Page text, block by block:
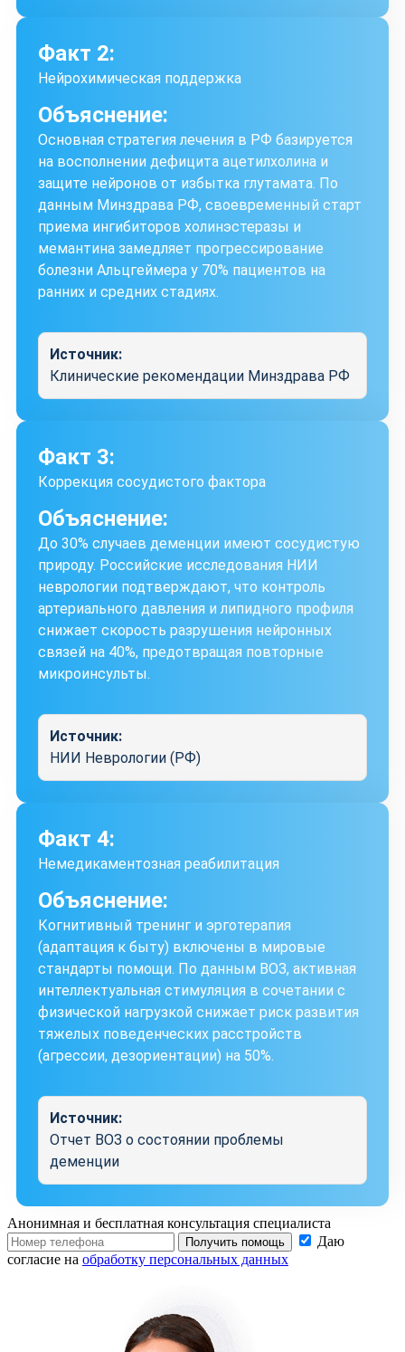
Факт 2:
Нейрохимическая поддержка
Объяснение:
Основная стратегия лечения в РФ базируется
на восполнении дефицита ацетилхолина и
защите нейронов от избытка глутамата. По
данным Минздрава РФ, своевременный старт
приема ингибиторов холинэстеразы и
мемантина замедляет прогрессирование
болезни Альцгеймера у 70% пациентов на
ранних и средних стадиях.
Источник:
Клинические рекомендации Минздрава РФ
Факт 3:
Коррекция сосудистого фактора
Объяснение:
До 30% случаев деменции имеют сосудистую
природу. Российские исследования НИИ
неврологии подтверждают, что контроль
артериального давления и липидного профиля
снижает скорость разрушения нейронных
связей на 40%, предотвращая повторные
микроинсульты.
Источник:
НИИ Неврологии (РФ)
Факт 4:
Немедикаментозная реабилитация
Объяснение:
Когнитивный тренинг и эрготерапия
(адаптация к быту) включены в мировые
стандарты помощи. По данным ВОЗ, активная
интеллектуальная стимуляция в сочетании с
физической нагрузкой снижает риск развития
тяжелых поведенческих расстройств
(агрессии, дезориентации) на 50%.
Источник:
Отчет ВОЗ о состоянии проблемы
деменции
Анонимная и бесплатная консультация специалиста
Получить помощь
Даю
согласие на обработку персональных данных